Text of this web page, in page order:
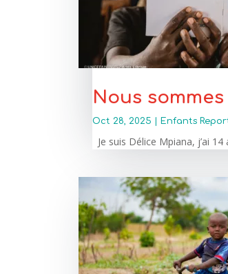
Nous
Oct 28, 2025 Enfants
Je suis Délice Mpiana, j’ai